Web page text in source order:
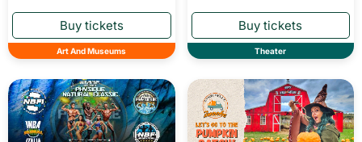
Art And Museums Theater